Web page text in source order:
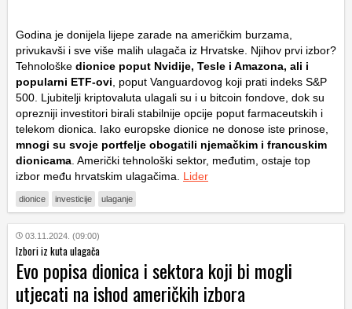
Godina je donijela lijepe zarade na američkim burzama,
privukavši i sve više malih ulagača iz Hrvatske. Njihov prvi izbor?
Tehnološke dionice poput Nvidije, Tesle i Amazona, ali i
popularni ETF-ovi , poput Vanguardovog koji prati indeks S&P
500. Ljubitelji kriptovaluta ulagali su i u bitcoin fondove, dok su
oprezniji investitori birali stabilnije opcije poput farmaceutskih i
telekom dionica. Iako europske dionice ne donose iste prinose,
mnogi su svoje portfelje obogatili njemačkim i francuskim
dionicama . Američki tehnološki sektor, međutim, ostaje top
izbor među hrvatskim ulagačima. Lider
dionice investicije ulaganje
03.11.2024. (09:00)
Izbori iz kuta ulagača
Evo popisa dionica i sektora koji bi mogli
utjecati na ishod američkih izbora